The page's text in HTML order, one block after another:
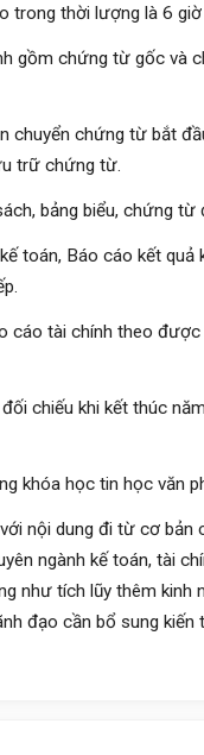
trong thời lượng là 6
gồm chứng từ gốc và
chuyển chứng từ bắt
trữ chứng từ.
bảng biểu, chứng
toán, Báo cáo kết
cáo tài chính theo
chiếu khi kết thúc
khóa học tin học văn
với nội dung đi từ cơ bản
ngành kế toán, tài
như tích lũy thêm
đạo cần bổ sung